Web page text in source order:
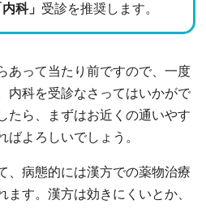
内科」 受診を推奨します。
あって当たり前ですので、一度
内科を受診なさってはいかがで
たら、まずはお近くの通いやす
ばよろしいでしょう。
、病態的には漢方での薬物治療
ます。漢方は効きにくいとか、